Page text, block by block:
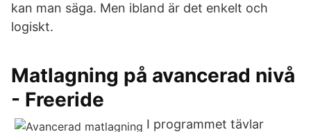
kan man säga. Men ibland är det enkelt och
logiskt.
Matlagning på avancerad nivå
- Freeride
I programmet tävlar